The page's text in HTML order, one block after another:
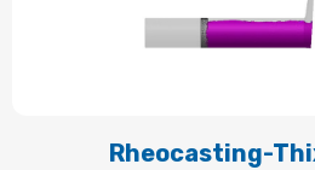
Rheocasting-